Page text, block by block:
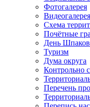
Фотогалерея
Видеогалерея
Схема
Почётные
День
Туризм
Дума округа
Контрольно
Перечень